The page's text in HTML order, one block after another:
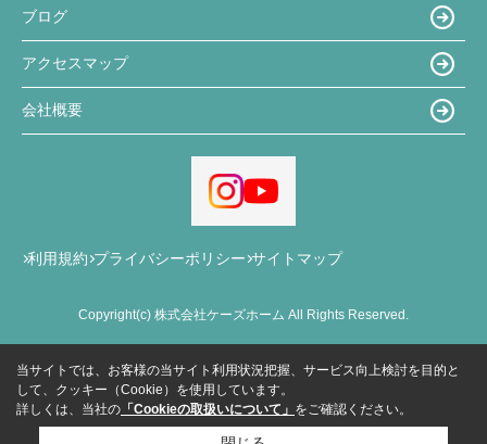
ブログ
アクセスマップ
会社概要
利用規約 プライバシーポリシー サイトマップ
Copyright(c) 株式会社ケーズホーム All Rights Reserved.
当サイトでは、お客様の当サイト利用状況把握、サービス向上検討を目的と
して、クッキー（Cookie）を使用しています。
詳しくは、当社の 「Cookieの取扱いについて」 をご確認ください。